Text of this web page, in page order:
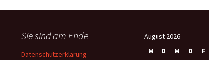
Sie sind am Ende
Datenschutzerklärung
August 2026
M
D M D F